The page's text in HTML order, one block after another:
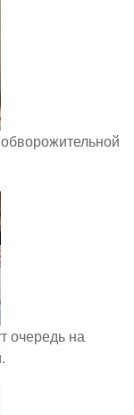
очередь на